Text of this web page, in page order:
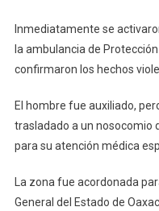
Inmediatamente se
la ambulancia de
confirmaron los hechos
El hombre fue auxiliado,
trasladado a un nosocomio
para su atención médica
La zona fue acordonada
General del Estado de